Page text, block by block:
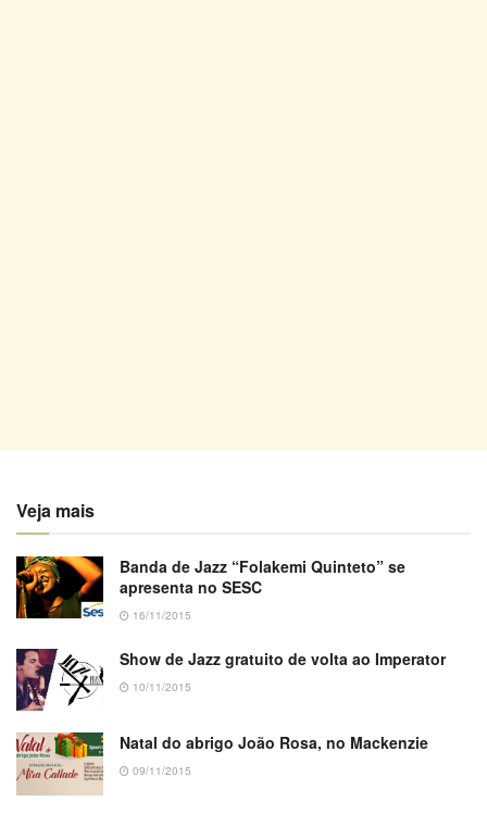
Veja mais
Banda de Jazz “Folakemi Quinteto” se
apresenta no SESC
16/11/2015
Show de Jazz gratuito de volta ao Imperator
10/11/2015
Natal do abrigo João Rosa, no Mackenzie
09/11/2015